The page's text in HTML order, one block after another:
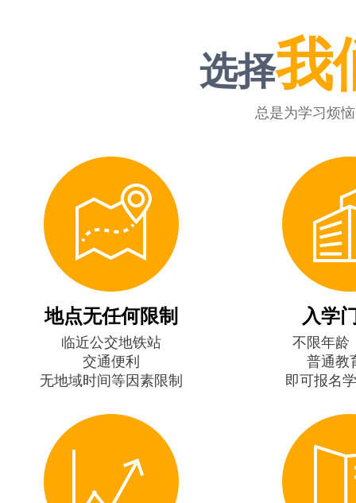
选择我
总是为学习烦
地点无任何限制
临近公交地铁站
交通便利
无地域时间等因素限制
入学
不限年龄
普通教
即可报名